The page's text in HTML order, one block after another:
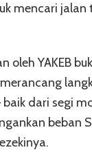
mencari
oleh YAKEB
dari segi
beban